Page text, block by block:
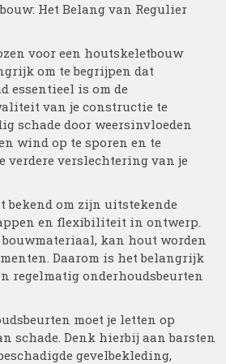
Het Belang van Regulier
voor een houtskeletbouw
om te begrijpen dat
essentieel is om de
van je constructie te
schade door weersinvloeden
wind op te sporen en te
verdere verslechtering van je
bekend om zijn uitstekende
en flexibiliteit in ontwerp.
kan hout worden
Daarom is het belangrijk
regelmatig onderhoudsbeurten
moet je letten op
schade. Denk hierbij aan barsten
gevelbekleding,